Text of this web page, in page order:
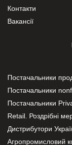
Контакти
Вакансії
Постачальники
Постачальники
Постачальники
Retail. Роздрібні
Дистрибутори
Агропромисловий